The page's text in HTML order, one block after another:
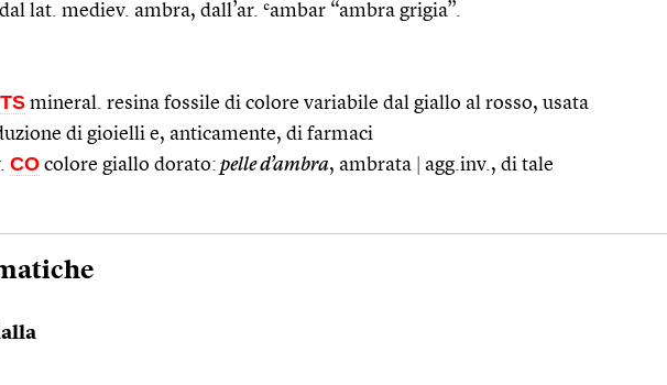
lat. mediev. ambra, dall’ar. ʿambar “ambra grigia”.
TS mineral. resina fossile di colore variabile dal giallo al rosso, usata
di gioielli e, anticamente, di farmaci
CO colore giallo dorato: pelle d’ambra, ambrata
agg.inv., di tale